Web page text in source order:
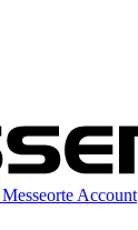
Messeorte Account